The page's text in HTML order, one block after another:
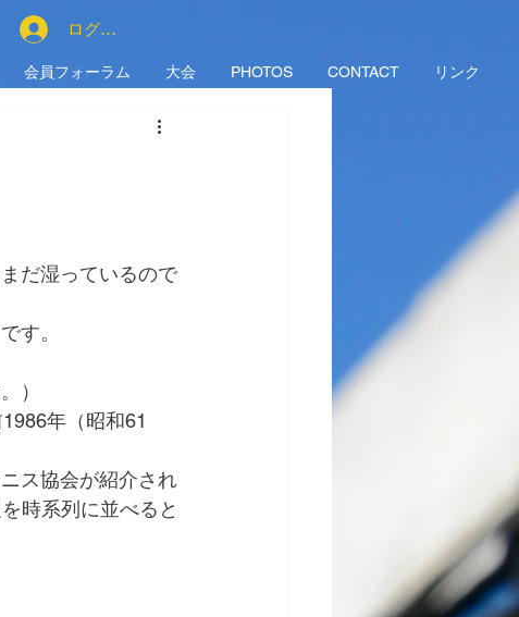
会員フォーラム 大会 PHOTOS CONTACT リンク
ログイン
だ湿っているので
す。
）
年（昭和61
ス協会が紹介され
時系列に並べると